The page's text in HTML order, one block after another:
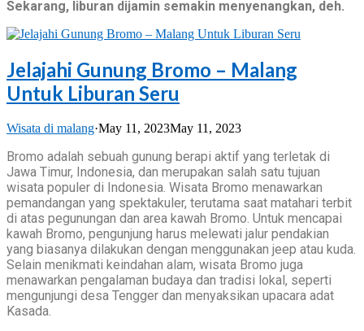
Sekarang, liburan dijamin semakin menyenangkan, deh.
Jelajahi Gunung Bromo – Malang
Untuk Liburan Seru
Wisata di malang·May 11, 2023May 11, 2023
Bromo adalah sebuah gunung berapi aktif yang terletak di
Jawa Timur, Indonesia, dan merupakan salah satu tujuan
wisata populer di Indonesia. Wisata Bromo menawarkan
pemandangan yang spektakuler, terutama saat matahari terbit
di atas pegunungan dan area kawah Bromo. Untuk mencapai
kawah Bromo, pengunjung harus melewati jalur pendakian
yang biasanya dilakukan dengan menggunakan jeep atau kuda.
Selain menikmati keindahan alam, wisata Bromo juga
menawarkan pengalaman budaya dan tradisi lokal, seperti
mengunjungi desa Tengger dan menyaksikan upacara adat
Kasada.